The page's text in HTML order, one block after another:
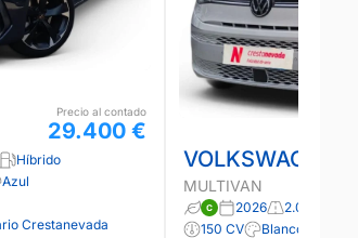
Precio al contado
29.400 €
Híbrido
Azul
Crestanevada
VOLKSWAGEN
MULTIVAN
2026 2.000 km
150 CV
Blanco